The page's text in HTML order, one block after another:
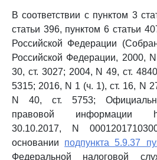
В соответствии с пунктом 3
статьи 396, пунктом 6 статьи
Российской Федерации
Российской Федерации, 2000,
30, ст. 3027; 2004, N 49, ст.
5315; 2016, N 1 (ч. 1), ст. 16, N
N 40, ст. 5753;
правовой информации
30.10.2017, N
основании подпункта 5.9.37
Федеральной налоговой